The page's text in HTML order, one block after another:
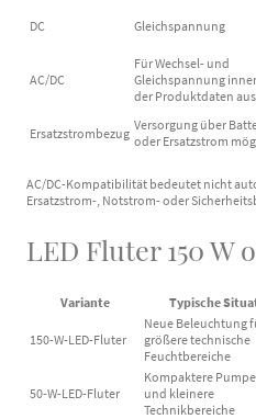
DC Gleichspannung
AC/DC
Für Wechsel- und
Gleichspannung
der Produktdaten
Ersatzstrombezug
Versorgung über
oder Ersatzstrom
AC/DC-Kompatibilität bedeutet nicht
Ersatzstrom-, Notstrom- oder
LED Fluter 150 W
Variante Typische
150-W-LED-Fluter
Neue Beleuchtung
größere technische
Feuchtbereiche
50-W-LED-Fluter
Kompaktere
und kleinere
Technikbereiche